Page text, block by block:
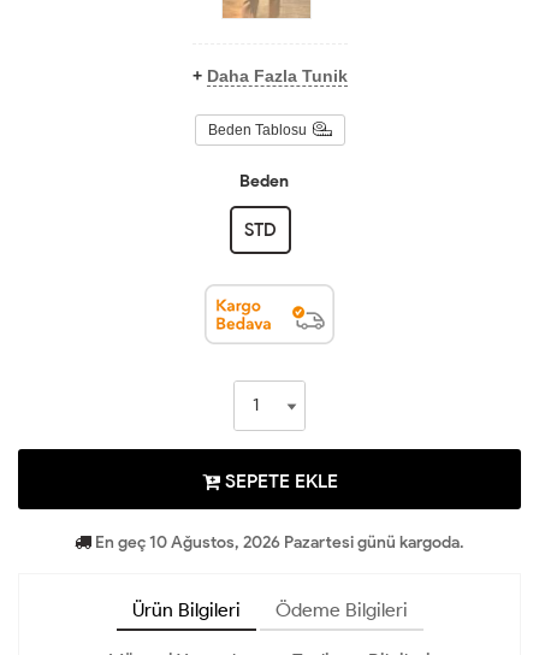
+ Daha Fazla Tunik
Beden Tablosu
Beden
STD
SEPETE EKLE
En geç 10 Ağustos, 2026 Pazartesi günü kargoda.
Ürün Bilgileri Ödeme Bilgileri